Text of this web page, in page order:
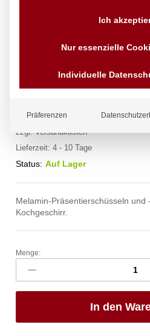
Miniatur-Pfanne,
Marke:Fine Dine
4,52€
zzgl.Versandkosten
Lieferzeit:4 - 10 Tage
Status: Auf Lager
Melamin-Präsentierschüsseln und
Kochgeschirr.
Miniatur-
Pfanne,
oval,
Fine
263x140x(H)37mm
Menge:
In den
Ich
Nur essenzielle
Individuelle
Präferenzen